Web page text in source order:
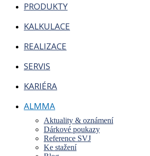
PRODUKTY
KALKULACE
REALIZACE
SERVIS
KARIÉRA
ALMMA
Aktuality & oznámení
Dárkové poukazy
Reference SVJ
Ke stažení